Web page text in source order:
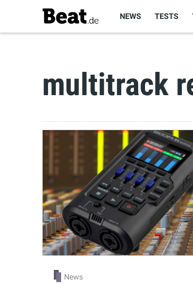
NEWS TESTS
multitrack
News